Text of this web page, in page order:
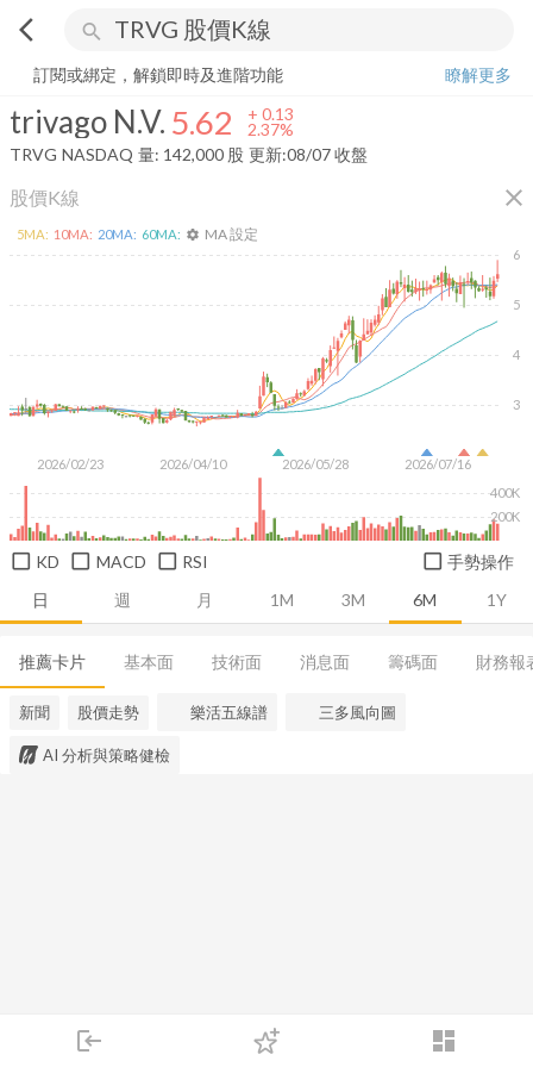
arrow_back_ios search
login dashboard
下單
trivago N.V. 5.62+ 2.37%
訂閱或綁定，解鎖即時及進階功能
瞭解更多
trivago N.V. 5.62 + 0.13
2.37%
TRVG NASDAQ 量: 142,000 股 更新:08/07 收盤
股價K線 close
日 週 月 1M 3M 6M 1Y
2026/02/23 2026/04/10 2026/05/28 2026/07/16
3
4
5
6
200K
400K
5MA: 10MA: 20MA: 60MA: settings MA 設定
KD MACD RSI 手勢操作
推薦卡片 基本面 技術面 消息面 籌碼面 財務報
新聞 股價走勢 樂活五線譜 三多風向圖
AI 分析與策略健檢